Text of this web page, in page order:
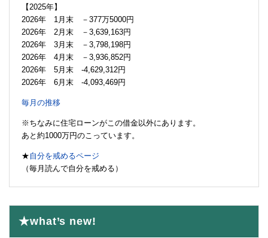
【2025年】
2026年 1月末 －377万5000円
2026年 2月末 －3,639,163円
2026年 3月末 －3,798,198円
2026年 4月末 －3,936,852円
2026年 5月末 -4,629,312円
2026年 6月末 -4,093,469円
毎月の推移
※ちなみに住宅ローンがこの借金以外にあります。
あと約1000万円のこっています。
★自分を戒めるページ
（毎月読んで自分を戒める）
★what’s new!